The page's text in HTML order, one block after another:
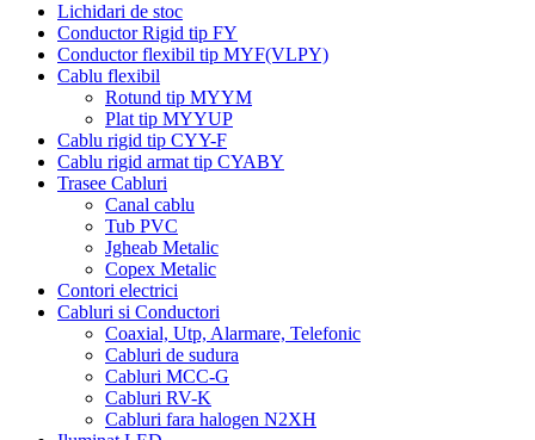
Lichidari de stoc
Conductor Rigid tip FY
Conductor flexibil tip MYF(VLPY)
Cablu flexibil
Rotund tip MYYM
Plat tip MYYUP
Cablu rigid tip CYY-F
Cablu rigid armat tip CYABY
Trasee Cabluri
Canal cablu
Tub PVC
Jgheab Metalic
Copex Metalic
Contori electrici
Cabluri si Conductori
Coaxial, Utp, Alarmare, Telefonic
Cabluri de sudura
Cabluri MCC-G
Cabluri RV-K
Cabluri fara halogen N2XH